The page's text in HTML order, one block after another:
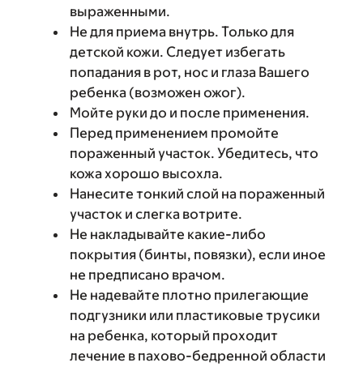
выраженными.
Не для приема внутрь. Только для
детской кожи. Следует избегать
попадания в рот, нос и глаза Вашего
ребенка (возможен ожог).
Мойте руки до и после применения.
Перед применением промойте
пораженный участок. Убедитесь, что
кожа хорошо высохла.
Нанесите тонкий слой на пораженный
участок и слегка вотрите.
Не накладывайте какие-либо
покрытия (бинты, повязки), если иное
не предписано врачом.
Не надевайте плотно прилегающие
подгузники или пластиковые трусики
на ребенка, который проходит
лечение в пахово-бедренной области